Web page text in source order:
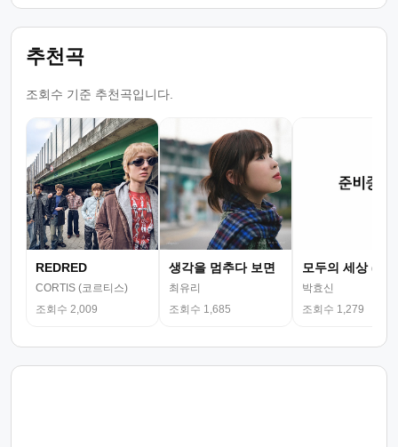
추천곡
조회수 기준 추천곡입니다.
REDRED
CORTIS (코르티스)
조회수 2,009
생각을 멈추다 보면
최유리
조회수 1,685
모두의 세상 (뮤
박효신
조회수 1,279